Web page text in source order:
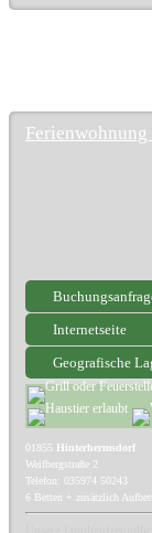
Internetseite
Geografische
01855 Hinterhermsdorf
Weifbergstraße 2
Telefon: 035974 50243
6 Betten + zusätzlich